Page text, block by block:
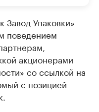
Завод Упаковки»
поведением
акционерами
со ссылкой на
с позицией